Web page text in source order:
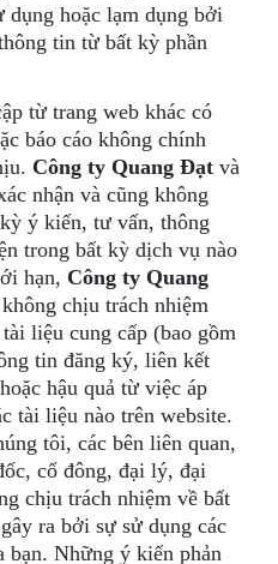
dụng hoặc lạm dụng bởi
tin từ bất kỳ phần
từ trang web khác có
báo cáo không chính
Công ty Quang Đạt và
nhận và cũng không
ý kiến, tư vấn, thông
trong bất kỳ dịch vụ nào
hạn, Công ty Quang
chịu trách nhiệm
liệu cung cấp (bao gồm
tin đăng ký, liên kết
hậu quả từ việc áp
tài liệu nào trên website.
tôi, các bên liên quan,
cổ đông, đại lý, đại
chịu trách nhiệm về bất
ra bởi sự sử dụng các
bạn. Những ý kiến phản